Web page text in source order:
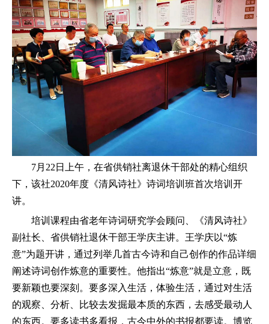
7月22日上午，在省供销社离退休干部处的精心组织
下，该社2020年度《清风诗社》诗词培训班首次培训开
讲。
培训课程由省老年诗词研究学会顾问、《清风诗社》
副社长、省供销社退休干部王学庆主讲。王学庆以“炼
意”为题开讲，通过列举几首古今诗和自己创作的作品详细
阐述诗词创作炼意的重要性。他指出“炼意”就是立意，既
要新颖也要深刻。要多深入生活，体验生活，通过对生活
的观察、分析、比较去发掘最本质的东西，去感受最动人
的东西。要多读书多看报，古今中外的书报都要读。博览